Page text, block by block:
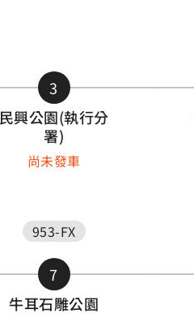
3
民興公園(執行分
署)
尚未發車
953-FX
7
牛耳石雕公園